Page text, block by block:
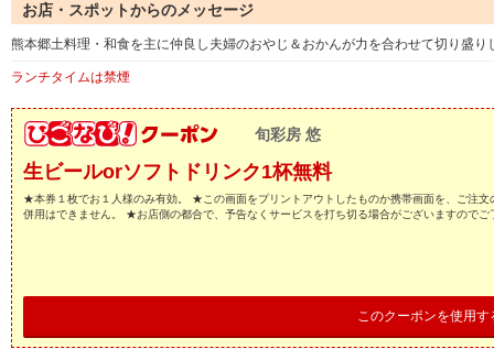
お店・スポットからのメッセージ
熊本郷土料理・和食を主に仲良し夫婦のおやじ＆おかんが力を合わせて切り盛り
ランチタイムは禁煙
旬彩房 悠
生ビールorソフトドリンク1杯無料
★本券１枚でお１人様のみ有効。 ★この画面をプリントアウトしたものか携帯画面を、ご注
併用はできません。 ★お店側の都合で、予告なくサービスを打ち切る場合がございますのでご
このクーポンを使用す